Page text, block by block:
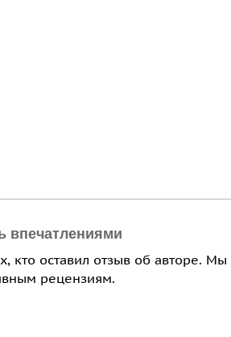
впечатлениями
кто оставил отзыв об авторе. Мы
рецензиям.